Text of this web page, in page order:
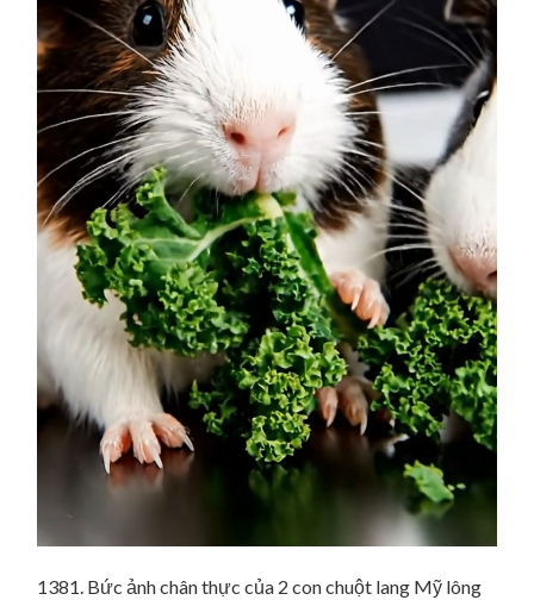
1381. Bức ảnh chân thực của 2 con chuột lang Mỹ lông